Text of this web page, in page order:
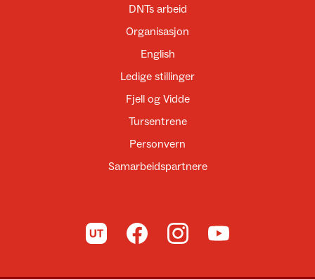
DNTs arbeid
Organisasjon
English
Ledige stillinger
Fjell og Vidde
Tursentrene
Personvern
Samarbeidspartnere
Til UT.no Til DNT på Facebook
Til DNT på Instagram
Til DNT på YouTube